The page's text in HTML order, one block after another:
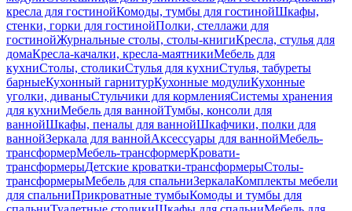
кресла для гостинойКомоды, тумбы для гостинойШкафы,
стенки, горки для гостинойПолки, стеллажи для
гостинойЖурнальные столы, столы-книгиКресла, стулья для
домаКресла-качалки, кресла-маятникиМебель для
кухниСтолы, столикиСтулья для кухниСтулья, табуреты
барныеКухонный гарнитурКухонные модулиКухонные
уголки, диваныСтульчики для кормленияСистемы хранения
для кухниМебель для ваннойТумбы, консоли для
ваннойШкафы, пеналы для ваннойШкафчики, полки для
ваннойЗеркала для ваннойАксессуары для ваннойМебель-
трансформерМебель-трансформерКровати-
трансформерыДетские кроватки-трансформерыСтолы-
трансформерыМебель для спальниЗеркалаКомплекты мебели
для спальниПрикроватные тумбыКомоды и тумбы для